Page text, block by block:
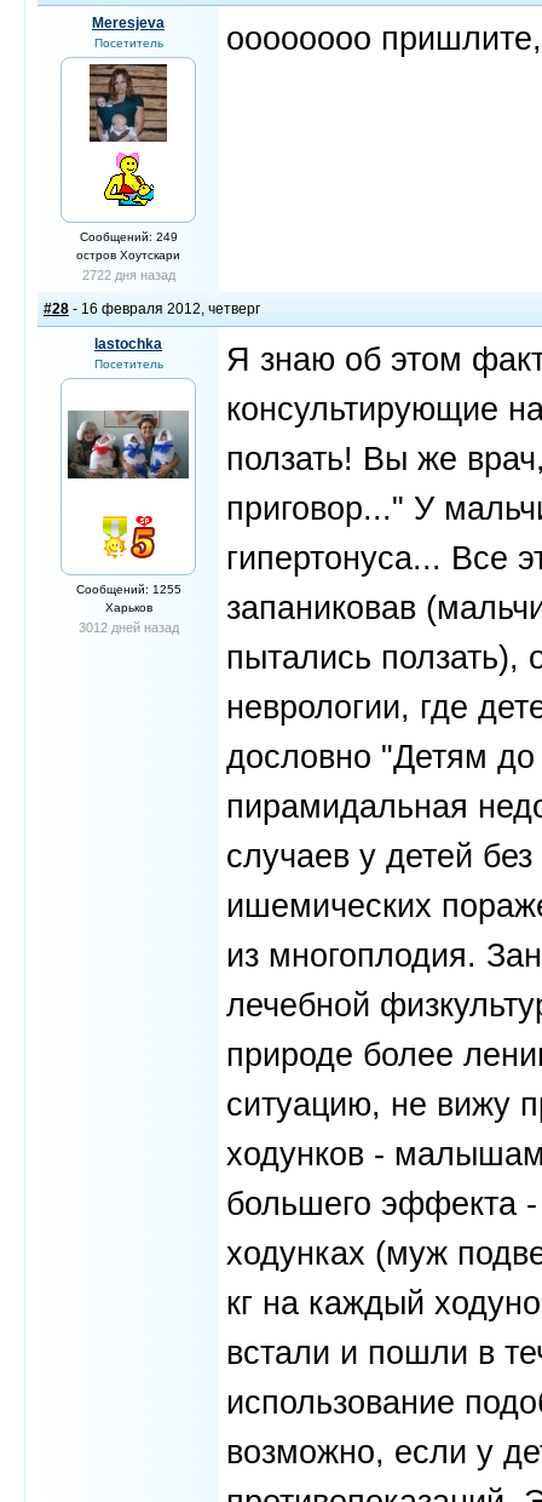
Meresjeva
Посетитель
Сообщений: 249
остров Хоутскари
2722 дня назад
оооооооо
#28 - 16 февраля 2012, четверг
lastochka
Посетитель
Сообщений: 1255
Харьков
3012 дней назад
Я знаю об этом
консультирующие
ползать! Вы же
приговор..." У
гипертонуса... Все
запаниковав
пытались ползать),
неврологии, где
дословно "Детям до
пирамидальная
случаев у детей
ишемических
из многоплодия.
лечебной
природе более
ситуацию, не вижу
ходунков -
большего эффекта
ходунках (муж
кг на каждый
встали и пошли в
использование
возможно, если у